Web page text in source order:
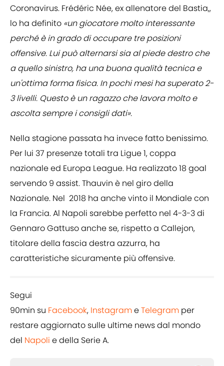
Coronavirus. Frédéric Née, ex allenatore del Bastia,,
lo ha definito «un giocatore molto interessante
perché è in grado di occupare tre posizioni
offensive. Lui può alternarsi sia al piede destro che
a quello sinistro, ha una buona qualità tecnica e
un'ottima forma fisica. In pochi mesi ha superato 2-
3 livelli. Questo è un ragazzo che lavora molto e
ascolta sempre i consigli dati».
Nella stagione passata ha invece fatto benissimo.
Per lui 37 presenze totali tra Ligue 1, coppa
nazionale ed Europa League. Ha realizzato 18 goal
servendo 9 assist. Thauvin è nel giro della
Nazionale. Nel 2018 ha anche vinto il Mondiale con
la Francia. Al Napoli sarebbe perfetto nel 4-3-3 di
Gennaro Gattuso anche se, rispetto a Callejon,
titolare della fascia destra azzurra, ha
caratteristiche sicuramente più offensive.
Segui
90min su Facebook, InstagrameTelegram per
restare aggiornato sulle ultime news dal mondo
del Napoli e della Serie A.